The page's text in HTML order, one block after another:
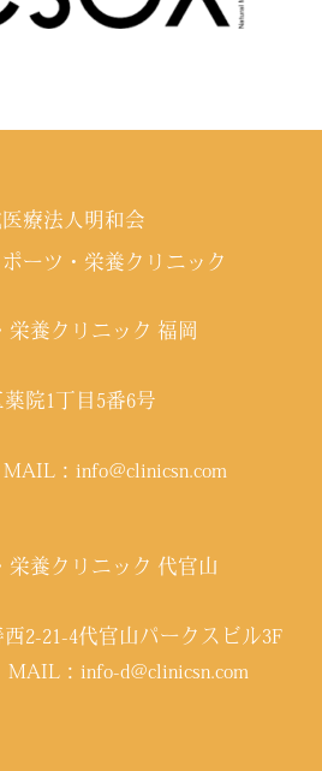
医療法人明和会
ーツ・栄養クリニック
栄養クリニック 福岡
院1丁目5番6号
：info@clinicsn.com
栄養クリニック 代官山
2-21-4代官山パークスビル3F
：info-d@clinicsn.com